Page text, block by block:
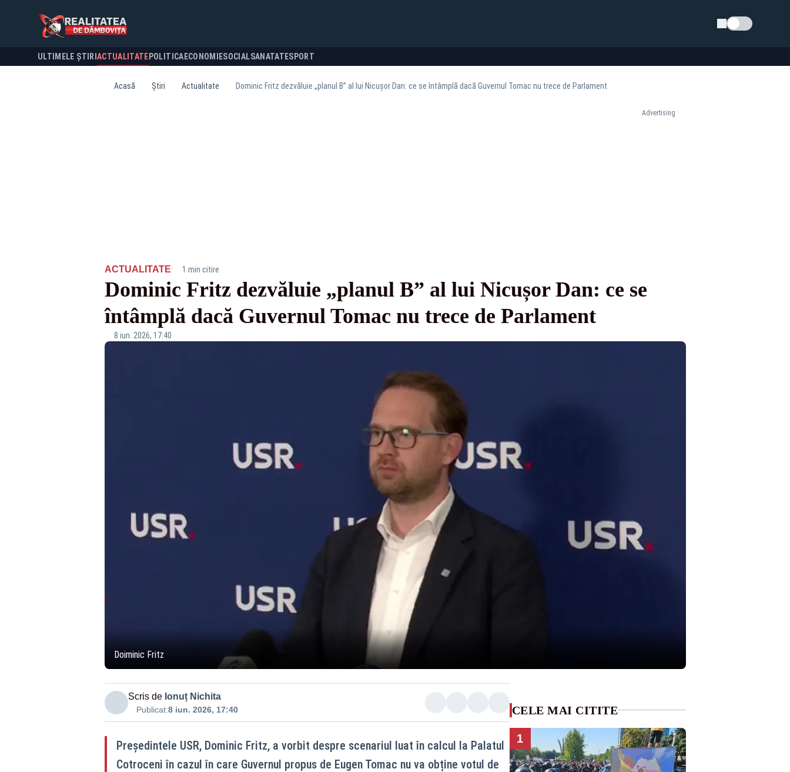
Schimba tema
ULTIMELE ȘTIRI ACTUALITATE POLITICA ECONOMIESOCIALSANATATESPORT
Acasă Știri Actualitate Dominic Fritz dezvăluie „planul B” al lui Nicușor Dan: ce se întâmplă dacă Guvernul Tomac nu trece de Parlament
Advertising
ACTUALITATE· 1 min citire
Dominic Fritz dezvăluie „planul B” al lui Nicușor Dan: ce se
întâmplă dacă Guvernul Tomac nu trece de Parlament
8 iun. 2026, 17:40
Doiminic Fritz
Scris de Ionuț Nichita
Publicat:8 iun. 2026, 17:40
Președintele USR, Dominic Fritz, a vorbit despre scenariul luat în calcul la Palatul
Cotroceni în cazul în care Guvernul propus de Eugen Tomac nu va obține votul de
CELE MAI CITITE
1